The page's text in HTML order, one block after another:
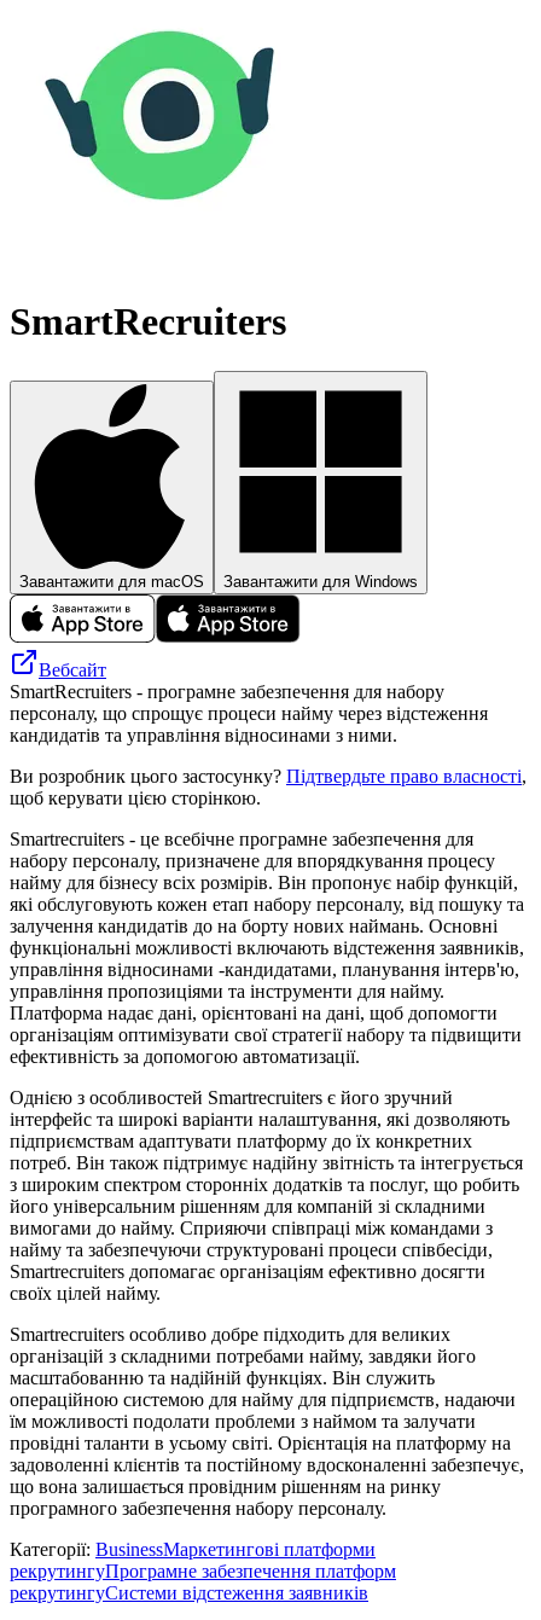
SmartRecruiters
Завантажити для macOS Завантажити для Windows
Вебсайт
SmartRecruiters - програмне забезпечення для набору
персоналу, що спрощує процеси найму через відстеження
кандидатів та управління відносинами з ними.
Ви розробник цього застосунку? Підтвердьте право власності,
щоб керувати цією сторінкою.
Smartrecruiters - це всебічне програмне забезпечення для
набору персоналу, призначене для впорядкування процесу
найму для бізнесу всіх розмірів. Він пропонує набір функцій,
які обслуговують кожен етап набору персоналу, від пошуку та
залучення кандидатів до на борту нових наймань. Основні
функціональні можливості включають відстеження заявників,
управління відносинами -кандидатами, планування інтерв'ю,
управління пропозиціями та інструменти для найму.
Платформа надає дані, орієнтовані на дані, щоб допомогти
організаціям оптимізувати свої стратегії набору та підвищити
ефективність за допомогою автоматизації.
Однією з особливостей Smartrecruiters є його зручний
інтерфейс та широкі варіанти налаштування, які дозволяють
підприємствам адаптувати платформу до їх конкретних
потреб. Він також підтримує надійну звітність та інтегрується
з широким спектром сторонніх додатків та послуг, що робить
його універсальним рішенням для компаній зі складними
вимогами до найму. Сприяючи співпраці між командами з
найму та забезпечуючи структуровані процеси співбесіди,
Smartrecruiters допомагає організаціям ефективно досягти
своїх цілей найму.
Smartrecruiters особливо добре підходить для великих
організацій з складними потребами найму, завдяки його
масштабованню та надійній функціях. Він служить
операційною системою для найму для підприємств, надаючи
їм можливості подолати проблеми з наймом та залучати
провідні таланти в усьому світі. Орієнтація на платформу на
задоволенні клієнтів та постійному вдосконаленні забезпечує,
що вона залишається провідним рішенням на ринку
програмного забезпечення набору персоналу.
Категорії: BusinessМаркетингові платформи
рекрутингуПрограмне забезпечення платформ
рекрутингуСистеми відстеження заявників